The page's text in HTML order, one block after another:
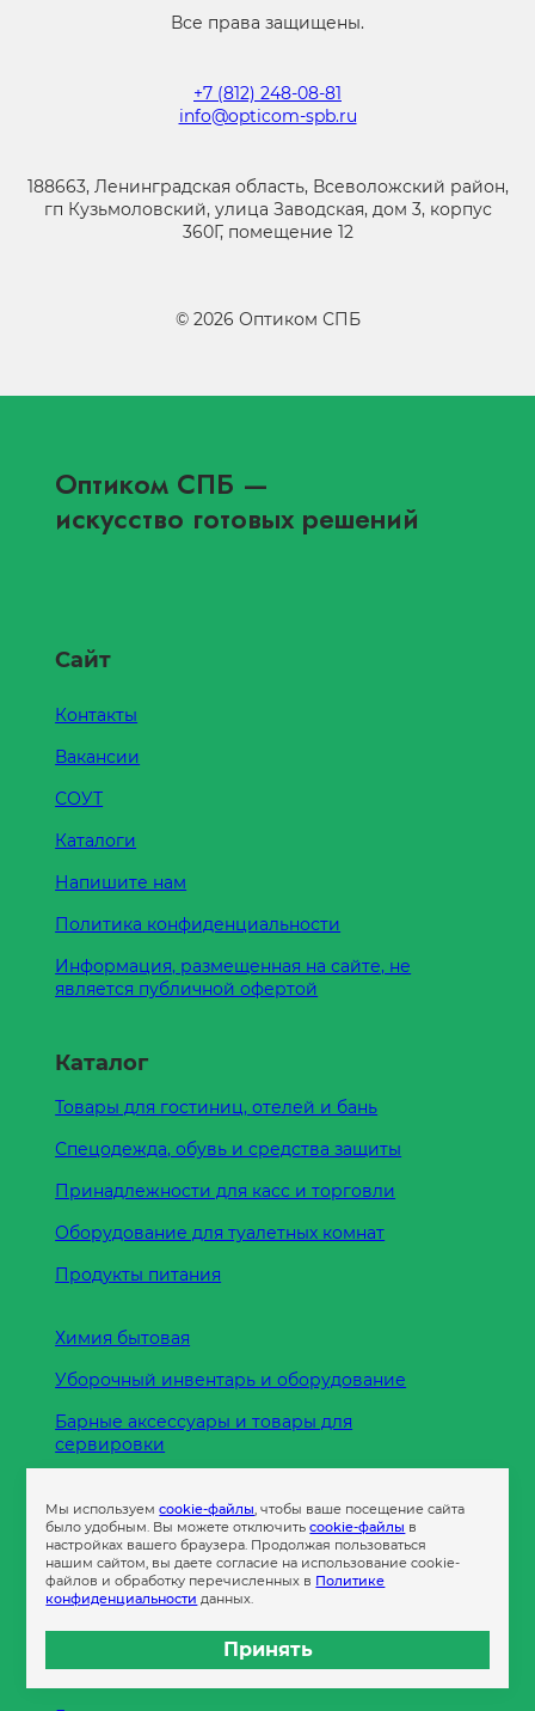
Все права защищены.
+7 (812) 248-08-81
info@opticom-spb.ru
188663, Ленинградская область, Всеволожский район,
гп Кузьмоловский, улица Заводская, дом 3, корпус
360Г, помещение 12
© 2026 Оптиком СПБ
Оптиком СПБ —
искусство готовых решений
Сайт
Контакты
Вакансии
СОУТ
Каталоги
Напишите нам
Политика конфиденциальности
Информация, размещенная на сайте, не
является публичной офертой
Каталог
Товары для гостиниц, отелей и бань
Спецодежда, обувь и средства защиты
Принадлежности для касс и торговли
Оборудование для туалетных комнат
Продукты питания
Химия бытовая
Уборочный инвентарь и оборудование
Барные аксессуары и товары для
сервировки
Пленка
Пакеты и сумки
Контейнеры
Бумага офисная
Мы используемcookie-файлы, чтобы ваше посещение сайта
было удобным. Вы можете отключитьcookie-файлы в
настройках вашего браузера. Продолжая пользоваться
нашим сайтом, вы даете согласие на использование cookie-
файлов и обработку перечисленных в Политике
конфиденциальности данных.
Принять